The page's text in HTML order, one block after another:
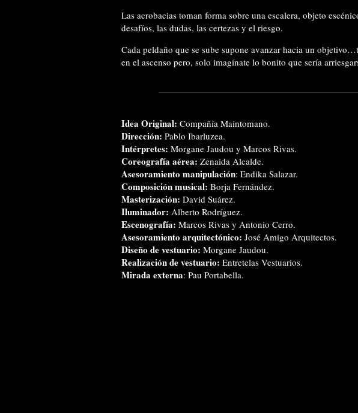
Las acrobacias toman forma sobre una escalera, objeto
desafíos, las dudas, las certezas y el riesgo.
Cada peldaño que se sube supone avanzar hacia un
en el ascenso pero, solo imagínate lo bonito que sería
Idea Original: Compañía Maintomano.
Dirección: Pablo Ibarluzea.
Intérpretes: Morgane Jaudou y Marcos Rivas.
Coreografía aérea: Zenaida Alcalde.
Asesoramiento manipulación: Endika Salazar.
Composición musical: Borja Fernández.
Masterización: David Suárez.
Iluminador: Alberto Rodríguez.
Escenografía: Marcos Rivas y Antonio Cerro.
Asesoramiento arquitectónico: José Amigo Arquitectos.
Diseño de vestuario: Morgane Jaudou.
Realización de vestuario: Entretelas Vestuarios.
Mirada externa: Pau Portabella.